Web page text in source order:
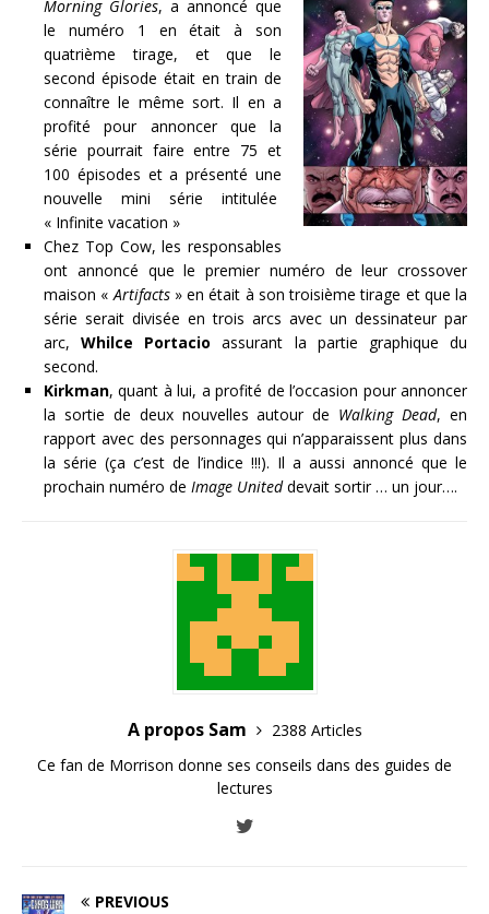
Morning Glories, a annoncé que
le numéro 1 en était à son
quatrième tirage, et que le
second épisode était en train de
connaître le même sort. Il en a
profité pour annoncer que la
série pourrait faire entre 75 et
100 épisodes et a présenté une
nouvelle mini série intitulée
« Infinite vacation »
Chez Top Cow, les responsables
ont annoncé que le premier numéro de leur crossover
maison «Artifacts» en était à son troisième tirage et que la
série serait divisée en trois arcs avec un dessinateur par
arc,Whilce Portacio assurant la partie graphique du
second.
Kirkman, quant à lui, a profité de l’occasion pour annoncer
la sortie de deux nouvelles autour de Walking Dead, en
rapport avec des personnages qui n’apparaissent plus dans
la série (ça c’est de l’indice !!!). Il a aussi annoncé que le
prochain numéro de Image Uniteddevait sortir … un jour….
A propos Sam
2388 Articles
Ce fan de Morrison donne ses conseils dans des guides de
lectures
PREVIOUS